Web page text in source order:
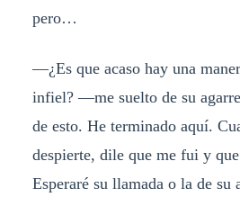
pero…
—¿Es que acaso hay una
infiel? —me suelto de su
de esto. He terminado aquí.
despierte, dile que me fui y
Esperaré su llamada o la de su